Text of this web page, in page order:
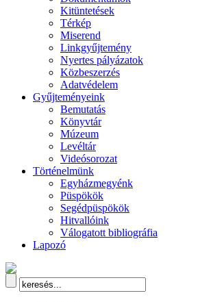
Kitüntetések
Térkép
Miserend
Linkgyűjtemény
Nyertes pályázatok
Közbeszerzés
Adatvédelem
Gyűjteményeink
Bemutatás
Könyvtár
Múzeum
Levéltár
Videósorozat
Történelmünk
Egyházmegyénk
Püspökök
Segédpüspökök
Hitvallóink
Válogatott bibliográfia
Lapozó